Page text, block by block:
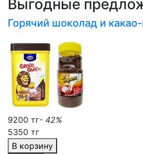
Выгодные
Горячий шоколад и
9200 тг- 42%
5350 тг
В корзину